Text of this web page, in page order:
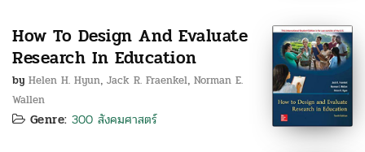
How To Design And Evaluate
Research In Education
by Helen H. Hyun, Jack R. Fraenkel, Norman E.
Wallen
Genre: 300 สังคมศาสตร์